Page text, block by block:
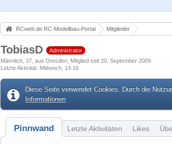
RCweb.de RC-Modellbau-Portal Mitglieder
TobiasD
Administrator
Männlich 37 aus Dresden Mitglied seit 20. September 2009
Letzte Aktivität Mittwoch, 14:16
Diese Seite verwendet Cookies. Durch die
Informationen
Pinnwand Letzte Aktivitäten Likes